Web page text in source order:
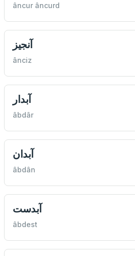
âncur âncurd
آنجيز
ânciz
آبدار
âbdâr
آبدان
âbdân
آبدست
âbdest